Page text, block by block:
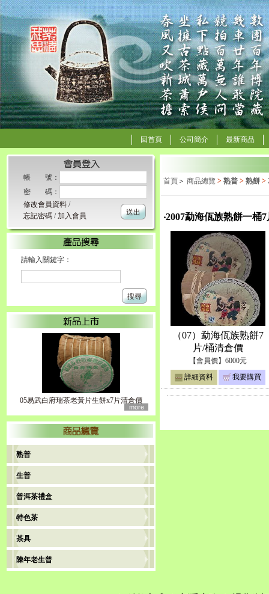
最新商品
公司簡介
回首頁
帳 號：
密 碼：
修改會員資料 /
忘記密碼 /加入會員 送出
請輸入關鍵字：
搜尋
05易武白府瑞茶老黃片生餅x7片清倉價
more
熟普
生普
普洱茶禮盒
特色茶
茶具
陳年老生普
首頁 ＞ 商品總覽 > 熟普 > 熟餅 >
‧2007勐海佤族熟餅一桶7
（07）勐海佤族熟餅7
片/桶清倉價
【會員價】6000元
詳細資料
我要購買